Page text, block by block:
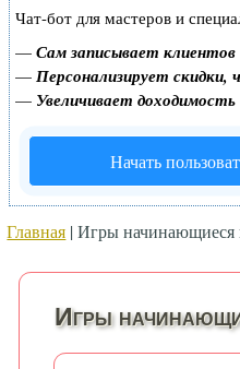
Чат-бот для мастеров и
— Сам записывает
— Персонализирует скидки,
— Увеличивает
Начать
Главная | Игры начинающиеся
Игры